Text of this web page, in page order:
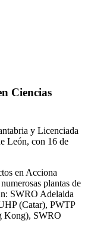
Ciencias
y Licenciada
León, con 16 de
en Acciona
plantas de
SWRO Adelaida
(Catar), PWTP
Kong), SWRO